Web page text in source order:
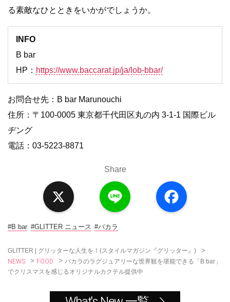
る素敵なひとときをいかがでしょうか。
INFO
B bar
HP： https://www.baccarat.jp/ja/lob-bbar/
お問合せ先：B bar Marunouchi
住所：〒100-0005 東京都千代田区丸の内 3-1-1 国際ビル
ヂング
電話：03-5223-8871
Share
a
c
#B bar #GLITTER ニュース #バカラ
GLITTER | グリッターな人生を！(スタイルマガジン『グリッター』) >
NEWS > FOOD > バカラのラグジュアリーな世界観を堪能できる「B bar」
でクリスマスを感じるオリジナルカクテル提供中